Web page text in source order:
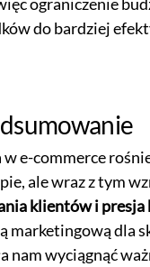
do bardziej
w e-commerce
ale wraz z tym
klientów i
marketingową dla
nam wyciągnąć